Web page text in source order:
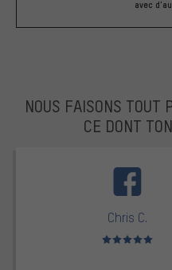
avec
NOUS FAISONS TOUT
CE DONT
Chris C.
Note moyenne : 5